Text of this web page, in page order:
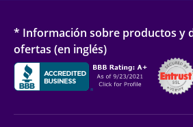
* Información sobre productos y
ofertas (en inglés)